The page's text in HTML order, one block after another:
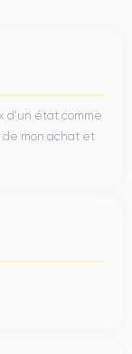
d’un état comme
de mon achat et